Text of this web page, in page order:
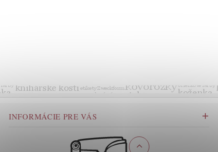
INFORMÁCIE PRE VÁS